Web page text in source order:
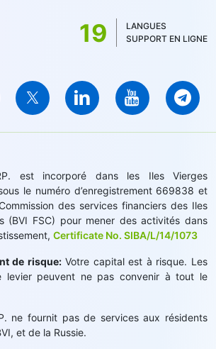
19
LANGUES
SUPPORT EN LIGNE
est incorporé dans les Iles Vierges
le numéro d’enregistrement 669838 et
des services financiers des Iles
(BVI FSC) pour mener des activités dans
Certificate No. SIBA/L/14/1073
de risque:Votre capital est à risque. Les
levier peuvent ne pas convenir à tout le
ne fournit pas de services aux résidents
et de la Russie.